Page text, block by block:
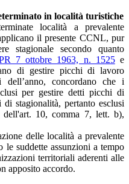
in località turistiche
località a prevalente
il presente CCNL, pur
stagionale secondo quanto
7 ottobre 1963, n. 1525e
di gestire picchi di lavoro
dell’anno, concordano che i
per gestire detti picchi di
stagionalità, pertanto esclusi
10, comma 7, lett. b),
delle località a prevalente
suddette assunzioni a tempo
territoriali aderenti alle
apposito accordo.